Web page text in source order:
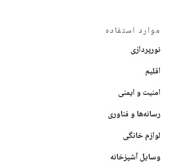
موارد استفاده
نورپردازی
اقلیم
امنیت و ایمنی
رسانه‌ها و فناوری
لوازم خانگی
وسایل آشپزخانه